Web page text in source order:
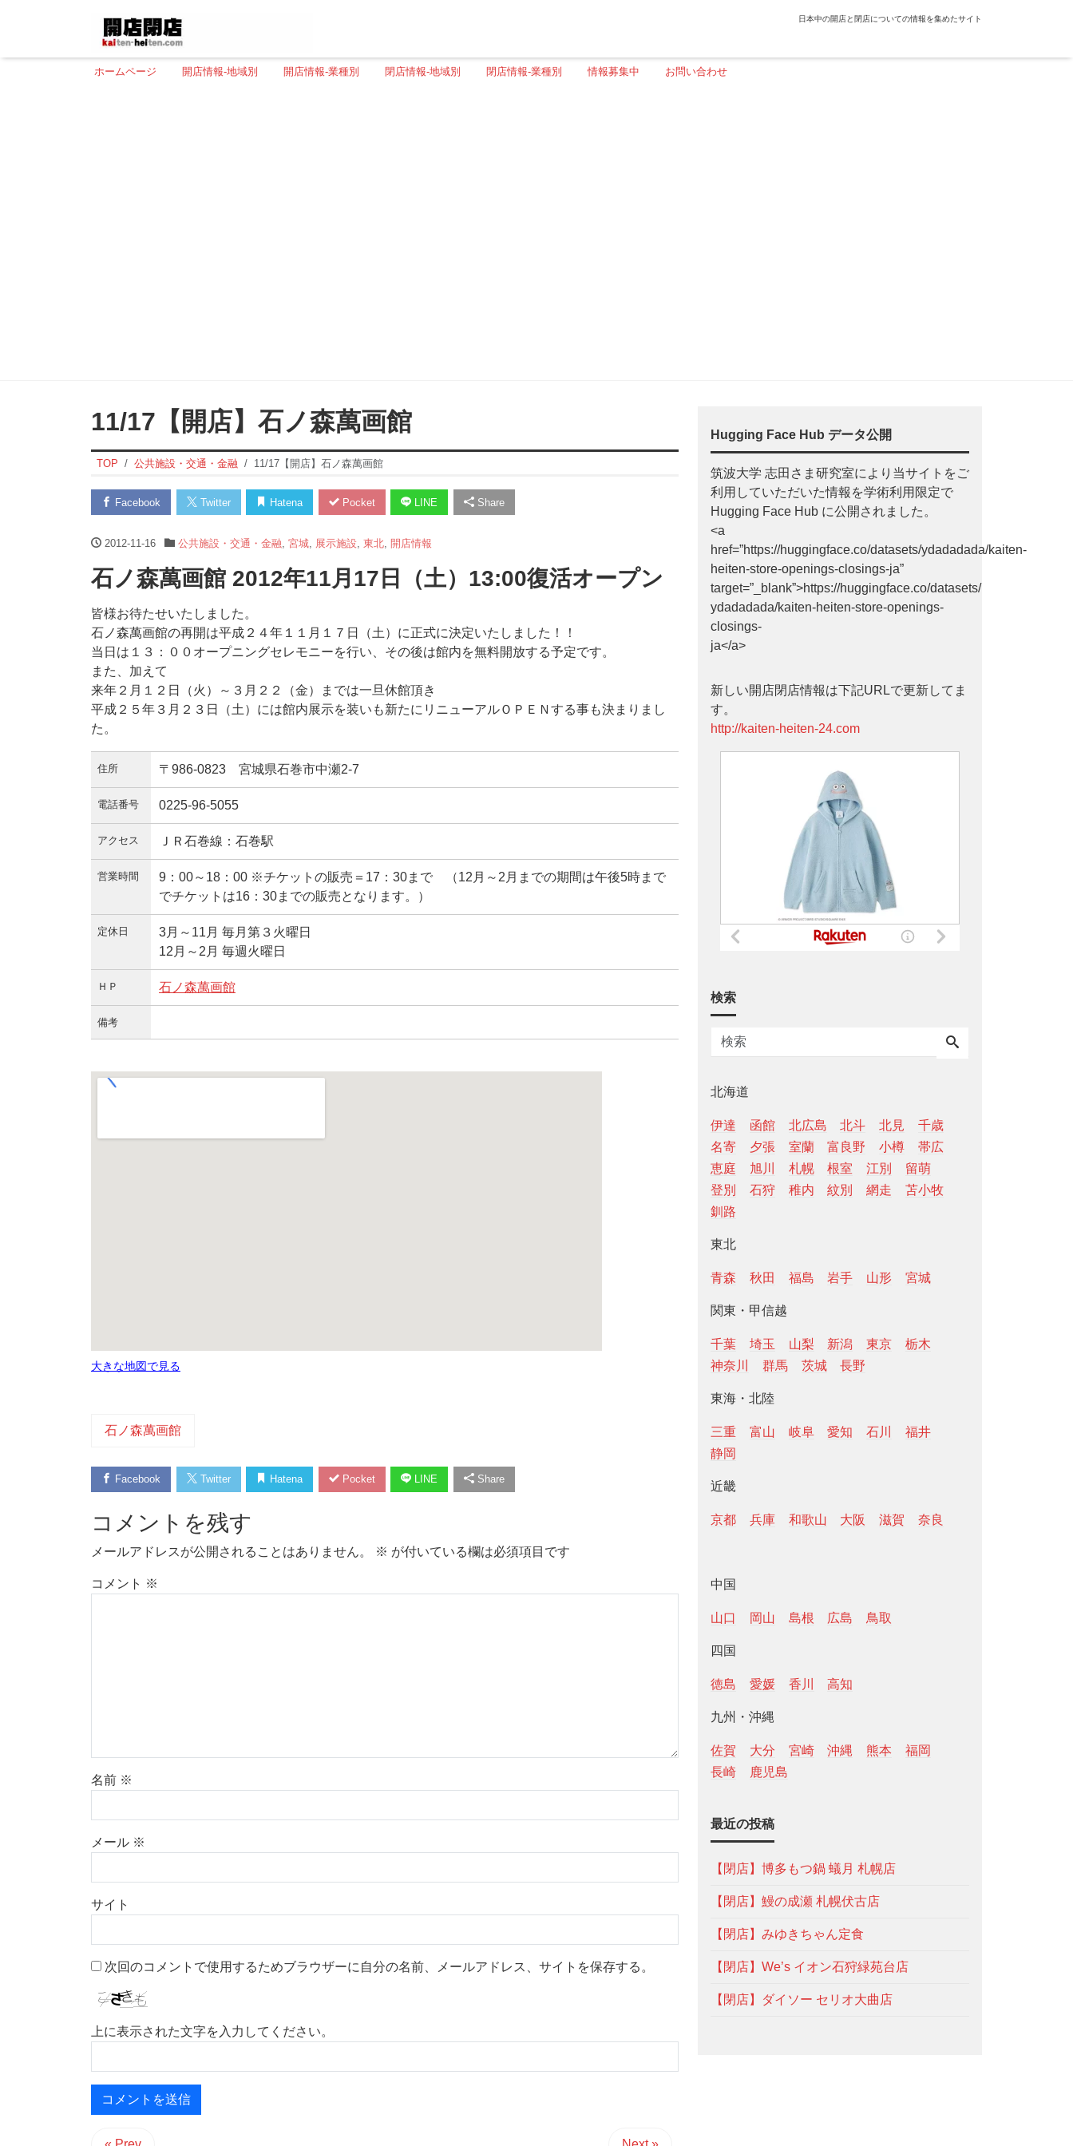
日本中の開店と閉店についての情報を集めたサイト
ホームページ 開店情報-地域別 開店情報-業種別 閉店情報-地域別 閉店情報-業種別 情報募集中 お問い合わせ
11/17【開店】石ノ森萬画館
TOP 公共施設・交通・金融 11/17【開店】石ノ森萬画館
Facebook Twitter Hatena Pocket LINE Share
2012-11-16 公共施設・交通・金融 宮城, 展示施設, 東北, 開店情報
石ノ森萬画館 2012年11月17日（土）13:00復活オープン
皆様お待たせいたしました。
石ノ森萬画館の再開は平成２４年１１月１７日（土）に正式に決定いたしました！！
当日は１３：００オープニングセレモニーを行い、その後は館内を無料開放する予定です。
また、加えて
来年２月１２日（火）～３月２２（金）までは一旦休館頂き
平成２５年３月２３日（土）には館内展示を装いも新たにリニューアルＯＰＥＮする事も決まりまし
た。
住所 〒986-0823 宮城県石巻市中瀬2-7
電話番号 0225-96-5055
アクセス ＪＲ石巻線：石巻駅
営業時間
9：00～18：00 ※チケットの販売＝17：30まで （12月～2月までの期間は午後5時まで
でチケットは16：30までの販売となります。）
定休日
3月～11月 毎月第３火曜日
12月～2月 毎週火曜日
ＨＰ 石ノ森萬画館
備考
大きな地図で見る
石ノ森萬画館
Facebook Twitter Hatena Pocket LINE Share
コメントを残す
メールアドレスが公開されることはありません。 ※ が付いている欄は必須項目です
コメント ※
名前 ※
メール ※
サイト
次回のコメントで使用するためブラウザーに自分の名前、メールアドレス、サイトを保存する。
上に表示された文字を入力してください。
Hugging Face Hub データ公開
筑波大学 志田さま研究室により当サイトをご
利用していただいた情報を学術利用限定で
Hugging Face Hub に公開されました。
<a
href=”https://huggingface.co/datasets/ydadadada/kaiten-
heiten-store-openings-closings-ja”
target=”_blank”>https://huggingface.co/datasets/
ydadadada/kaiten-heiten-store-openings-
closings-
ja</a>
新しい開店閉店情報は下記URLで更新してま
す。
http://kaiten-heiten-24.com
検索
北海道
伊達 函館 北広島 北斗 北見
千歳
名寄
夕張 室蘭 富良野 小樽
帯広
恵庭
旭川 札幌 根室 江別
留萌
登別
石狩 稚内 紋別 網走
苫小牧
釧路
東北
青森 秋田 福島 岩手 山形 宮城
関東・甲信越
千葉 埼玉 山梨 新潟 東京
栃木
神奈川
群馬 茨城 長野
東海・北陸
三重 富山 岐阜 愛知 石川
福井
静岡
近畿
京都 兵庫 和歌山 大阪 滋賀 奈良
中国
山口 岡山 島根 広島 鳥取
四国
徳島 愛媛 香川 高知
九州・沖縄
佐賀 大分 宮崎 沖縄 熊本
福岡
長崎
鹿児島
最近の投稿
【閉店】博多もつ鍋 蟻月 札幌店
【閉店】鰻の成瀬 札幌伏古店
【閉店】みゆきちゃん定食
【閉店】We’s イオン石狩緑苑台店
【閉店】ダイソー セリオ大曲店